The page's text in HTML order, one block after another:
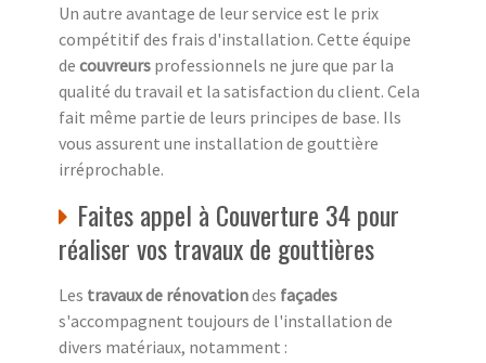
Un autre avantage de leur service est le prix
compétitif des frais d'installation. Cette équipe
de couvreurs professionnels ne jure que par la
qualité du travail et la satisfaction du client. Cela
fait même partie de leurs principes de base. Ils
vous assurent une installation de gouttière
irréprochable.
Faites appel à Couverture 34 pour
réaliser vos travaux de gouttières
Les travaux de rénovationdes façades
s'accompagnent toujours de l'installation de
divers matériaux, notamment :